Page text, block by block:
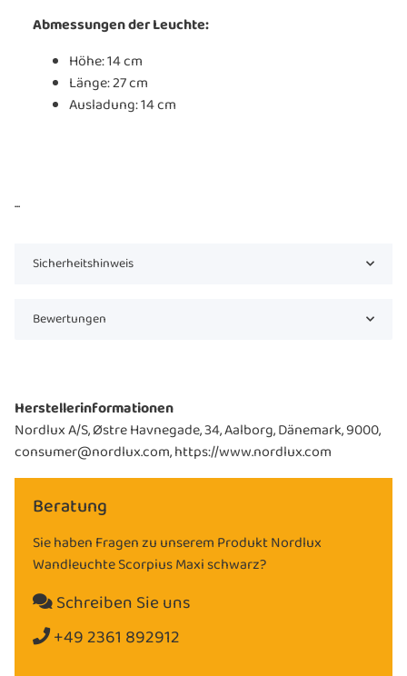
Abmessungen der Leuchte:
Höhe:14 cm
Länge:27 cm
Ausladung:14 cm
...
Sicherheitshinweis
Bewertungen
Herstellerinformationen
Nordlux A/S, Østre Havnegade, 34, Aalborg, Dänemark, 9000,
consumer@nordlux.com, https://www.nordlux.com
Beratung
Sie haben Fragen zu unserem Produkt Nordlux
Wandleuchte Scorpius Maxi schwarz?
Schreiben Sie uns
+49 2361 892912